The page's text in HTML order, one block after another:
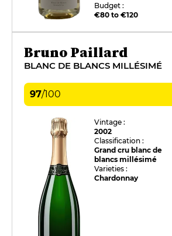
Budget :
€80 to €120
Bruno Paillard
BLANC DE BLANCS MILLÉSIMÉ
97/100
Vintage :
2002
Classification :
Grand cru blanc de
blancs millésimé
Varieties :
Chardonnay